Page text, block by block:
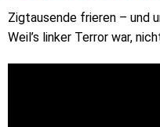
Zigtausende frieren – und
Weil’s linker Terror war,